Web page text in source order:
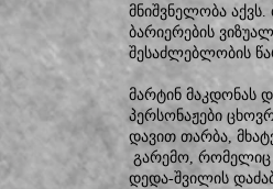
მნიშვნელობა
ბარიერების
შესაძლებლობის
მარტინ მაკდონას
პერსონაჟები
დავით თარბა,
გარემო, რომელიც
დედა-შვილის